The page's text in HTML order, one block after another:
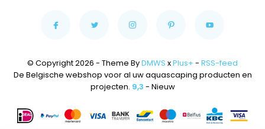
© Copyright 2026 - Theme ByDMWS xPlus+ - RSS-feed
De Belgische webshop voor al uw aquascaping producten en
projecten. 9,3 - Nieuw